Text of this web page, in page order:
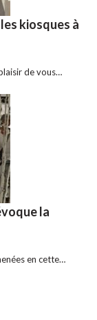
kiosques à
de vous…
la
en cette…